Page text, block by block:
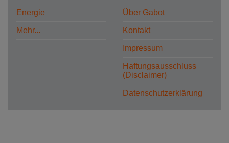
Energie
Mehr...
Über Gabot
Kontakt
Impressum
Haftungsausschluss
(Disclaimer)
Datenschutzerklärung